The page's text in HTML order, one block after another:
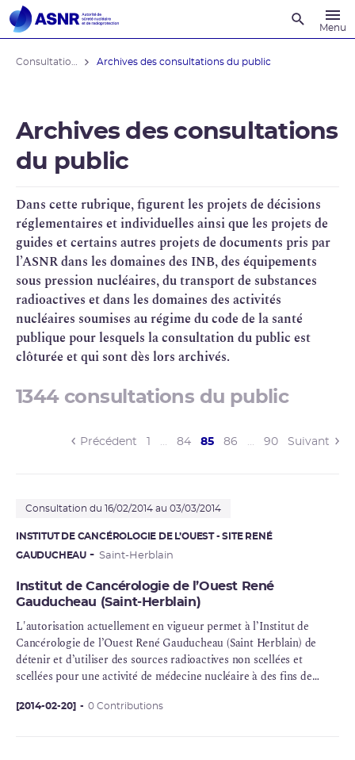
Menu
Archives des consultations du public
Archives des consultations
du public
Dans cette rubrique, figurent les projets de décisions
réglementaires et individuelles ainsi que les projets de
guides et certains autres projets de documents pris par
l’ASNRdans les domaines des INB, des équipements
sous pression nucléaires, du transport de substances
radioactives et dans les domaines des activités
nucléaires soumises au régime du code de la santé
publique pour lesquels la consultation du public est
clôturée et qui sont dès lors archivés.
1344 consultations du public
Précédent … 84 85(current)
86 … 90 Suivant
Consultation du 16/02/2014 au 03/03/2014
INSTITUT DE CANCÉROLOGIE DE L’OUEST - SITE RENÉ
GAUDUCHEAU
Saint-Herblain
Institut de Cancérologie de l’Ouest René
Gauducheau (Saint-Herblain)
L'autorisation actuellement en vigueur permet à l’Institut de
Cancérologie de l’Ouest René Gauducheau (Saint Herblain) de
détenir et d’utiliser des sources radioactives non scellées et
scellées pour une activité de médecine nucléaireà des fins de
de recherche biomédicale.
[2014-02-20] 0 Contributions